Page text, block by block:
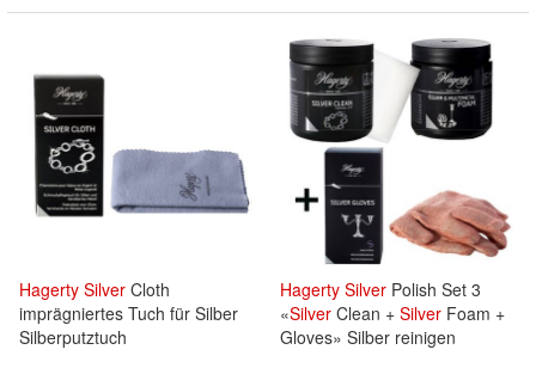
Hagerty Silver Cloth
imprägniertes Tuch für Silber
Silberputztuch
Hagerty Silver Polish Set 3
«Silver Clean + Silver Foam +
Gloves» Silber reinigen